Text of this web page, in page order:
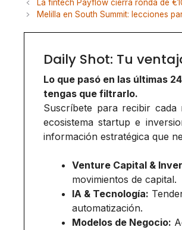
La fintech Payflow cierra ronda de
Melilla en South Summit: lecciones
Daily Shot: Tu
Lo que pasó en las últimas
tengas que filtrarlo.
Suscríbete para recibir
ecosistema startup e
información estratégica que
Venture Capital &
movimientos de capital.
IA & Tecnología:
automatización.
Modelos de Negocio: